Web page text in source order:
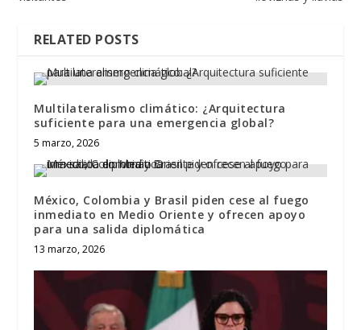
RELATED POSTS
Multilateralismo climático: ¿Arquitectura
suficiente para una emergencia global?
5 marzo, 2026
México, Colombia y Brasil piden cese al fuego
inmediato en Medio Oriente y ofrecen apoyo
para una salida diplomática
13 marzo, 2026